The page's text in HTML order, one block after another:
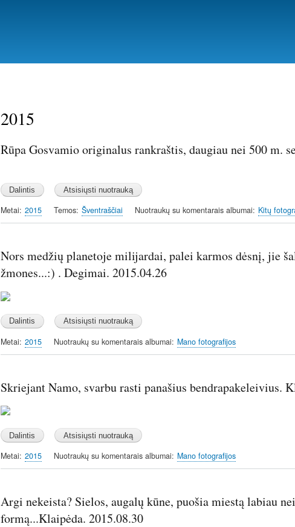
2015
Rūpa Gosvamio originalus rankraštis, daugiau nei 500 m.
Metai 2015 Temos Šventraščiai Nuotraukų su komentarais albumai Kitų
Nors medžių planetoje milijardai, palei karmos dėsnį, jie
žmones...:) . Degimai. 2015.04.26
Image
Metai 2015 Nuotraukų su komentarais albumai Mano fotografijos
Skriejant Namo, svarbu rasti panašius bendrapakeleivius.
Image
Metai 2015 Nuotraukų su komentarais albumai Mano fotografijos
Argi nekeista? Sielos, augalų kūne, puošia miestą labiau
formą...Klaipėda. 2015.08.30